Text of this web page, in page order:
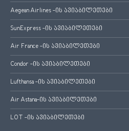
Aegean Airlines -ის ავიაბილეთები
SunExpress -ის ავიაბილეთები
Air France -ის ავიაბილეთები
Condor -ის ავიაბილეთები
Lufthansa -ის ავიაბილეთები
Air Astana-ის ავიაბილეთები
LOT -ის ავიაბილეთები